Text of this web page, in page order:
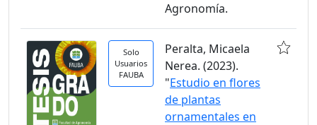
Agronomía.
Solo
Usuarios
FAUBA
Peralta, Micaela
Nerea. (2023).
"Estudio en flores
de plantas
ornamentales en